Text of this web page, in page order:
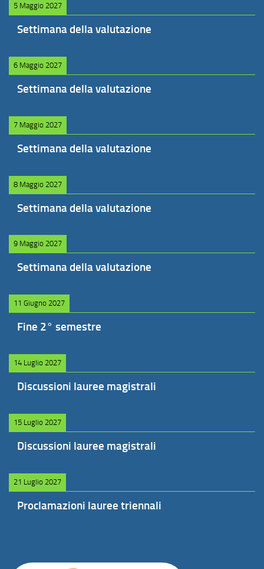
5 Maggio 2027
Settimana della valutazione
6 Maggio 2027
Settimana della valutazione
7 Maggio 2027
Settimana della valutazione
8 Maggio 2027
Settimana della valutazione
9 Maggio 2027
Settimana della valutazione
11 Giugno 2027
Fine 2° semestre
14 Luglio 2027
Discussioni lauree magistrali
15 Luglio 2027
Discussioni lauree magistrali
21 Luglio 2027
Proclamazioni lauree triennali